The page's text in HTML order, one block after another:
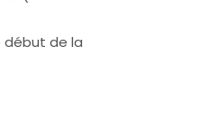
début de la